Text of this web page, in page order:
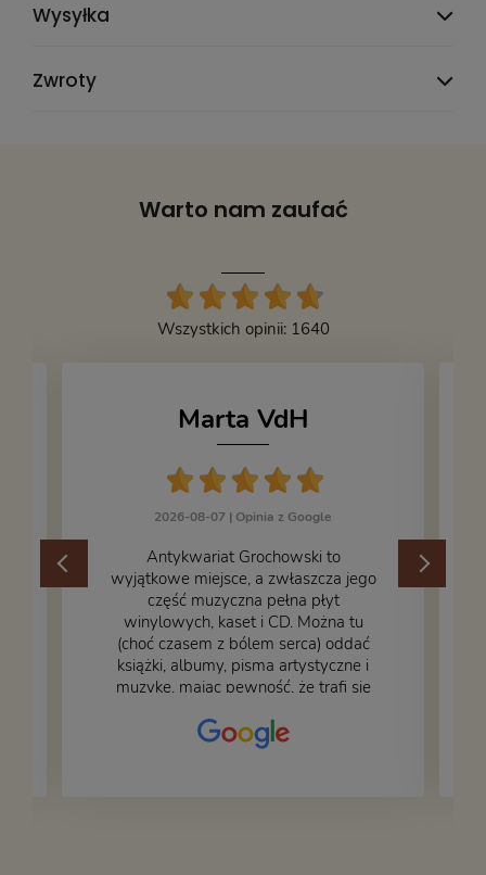
Redakcja/opracowanie:
Wydawnictwo:
twarda
513993
Wysyłka
Zwroty
Warto nam zaufać
Wszystkich opinii: 1640
Marta VdH
2026-08-07 | Opinia z Google
​Antykwariat Grochowski to
wyjątkowe miejsce, a zwłaszcza jego
część muzyczna pełna płyt
winylowych, kaset i CD. Można tu
(choć czasem z bólem serca) oddać
książki, albumy, pisma artystyczne i
muzykę, mając pewność, że trafi się
– nasze książki w trakcie
przepakowywania. Część oddaliśmy